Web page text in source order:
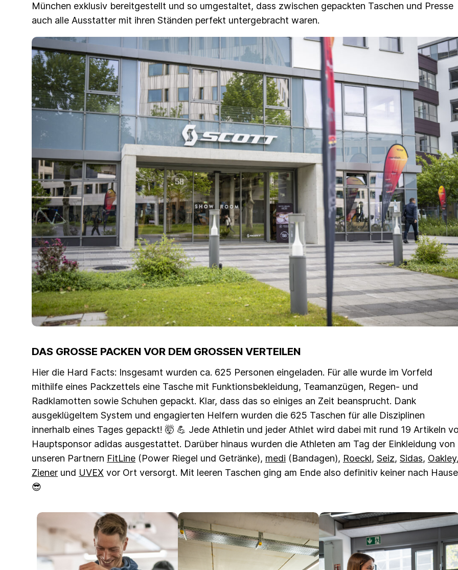
München exklusiv bereitgestellt und so umgestaltet, dass zwischen gepackten Taschen und Presse
auch alle Ausstatter mit ihren Ständen perfekt untergebracht waren.
DAS GROSSE PACKEN VOR DEM GROSSEN VERTEILEN
Hier die Hard Facts: Insgesamt wurden ca. 625 Personen eingeladen. Für alle wurde im Vorfeld
mithilfe eines Packzettels eine Tasche mit Funktionsbekleidung, Teamanzügen, Regen- und
Radklamotten sowie Schuhen gepackt. Klar, dass das so einiges an Zeit beansprucht. Dank
ausgeklügeltem System und engagierten Helfern wurden die 625 Taschen für alle Disziplinen
innerhalb eines Tages gepackt! 🤯 💪 Jede Athletin und jeder Athlet wird dabei mit rund 19 Artikeln
Hauptsponsor adidas ausgestattet. Darüber hinaus wurden die Athleten am Tag der Einkleidung von
unseren Partnern FitLine (Power Riegel und Getränke), medi (Bandagen), Roeckl, Seiz, Sidas, Oakley
Ziener und UVEX vor Ort versorgt. Mit leeren Taschen ging am Ende also definitiv keiner nach
😎